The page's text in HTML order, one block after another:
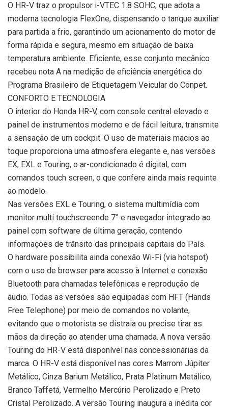
O HR-V traz o propulsor i-VTEC 1.8 SOHC, que adota a
moderna tecnologia FlexOne, dispensando o tanque auxiliar
para partida a frio, garantindo um acionamento do motor de
forma rápida e segura, mesmo em situação de baixa
temperatura ambiente. Eficiente, esse conjunto mecânico
recebeu nota A na medição de eficiência energética do
Programa Brasileiro de Etiquetagem Veicular do Conpet.
CONFORTO E TECNOLOGIA
O interior do Honda HR-V, com console central elevado e
painel de instrumentos moderno e de fácil leitura, transmite
a sensação de um cockpit. O uso de materiais macios ao
toque proporciona uma atmosfera elegante e, nas versões
EX, EXL e Touring, o ar-condicionado é digital, com
comandos touch screen, o que confere ainda mais requinte
ao modelo.
Nas versões EXL e Touring, o sistema multimídia com
monitor multi touchscreende 7” e navegador integrado ao
painel com software de última geração, contendo
informações de trânsito das principais capitais do País.
O hardware possibilita ainda conexão Wi-Fi (via hotspot)
com o uso de browser para acesso à Internet e conexão
Bluetooth para chamadas telefônicas e reprodução de
áudio. Todas as versões são equipadas com HFT (Hands
Free Telephone) por meio de comandos no volante,
evitando que o motorista se distraia ou precise tirar as
mãos da direção ao atender uma chamada. A nova versão
Touring do HR-V está disponível nas concessionárias da
marca. O HR-V está disponível nas cores Marrom Júpiter
Metálico, Cinza Barium Metálico, Prata Platinum Metálico,
Branco Taffetá, Vermelho Mercúrio Perolizado e Preto
Cristal Perolizado. A versão Touring inaugura a inédita cor